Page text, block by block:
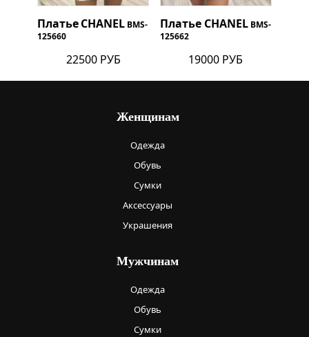
ПлатьеCHANEL BMS-
125660
22500 РУБ
Платье CHANEL BMS-
125662
19000 РУБ
Женщинам
Одежда
Обувь
Сумки
Аксессуары
Украшения
Мужчинам
Одежда
Обувь
Сумки